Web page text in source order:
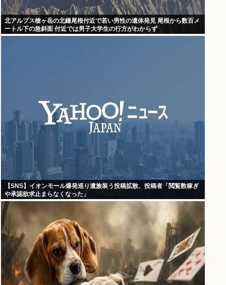
北アルプス槍ヶ岳の北鎌尾根付近で若い男性の遺体発見 尾根から数百メ
ートル下の急斜面 付近では男子大学生の行方がわからず
【SNS】イオンモール爆発巡り遺族装う投稿拡散、投稿者「閲覧数稼ぎ
や承認欲求止まらなくなった」